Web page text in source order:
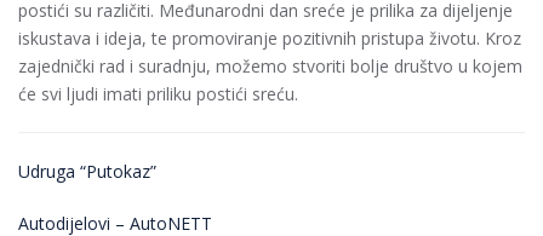
postići su različiti. Međunarodni dan sreće je prilika za dijeljenje
iskustava i ideja, te promoviranje pozitivnih pristupa životu. Kroz
zajednički rad i suradnju, možemo stvoriti bolje društvo u kojem
će svi ljudi imati priliku postići sreću.
Udruga “Putokaz”
Autodijelovi – AutoNETT